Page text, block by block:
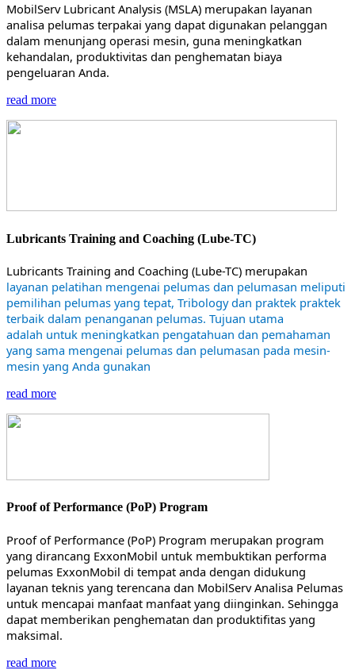
MobilServ Lubricant Analysis (MSLA) merupakan layanan
analisa pelumas terpakai yang dapat digunakan pelanggan
dalam menunjang operasi mesin, guna meningkatkan
kehandalan, produktivitas dan penghematan biaya
pengeluaran Anda.
read more
Lubricants Training and Coaching (Lube-TC)
Lubricants Training and Coaching (Lube-TC) merupakan
layanan pelatihan mengenai pelumas dan pelumasan meliputi
pemilihan pelumas yang tepat, Tribology dan praktek praktek
terbaik dalam penanganan pelumas. Tujuan utama
adalah untuk meningkatkan pengatahuan dan pemahaman
yang sama mengenai pelumas dan pelumasan pada mesin-
mesin yang Anda gunakan
read more
Proof of Performance (PoP) Program
Proof of Performance (PoP) Program merupakan program
yang dirancang ExxonMobil untuk membuktikan performa
pelumas ExxonMobil di tempat anda dengan didukung
layanan teknis yang terencana dan MobilServ Analisa Pelumas
untuk mencapai manfaat manfaat yang diinginkan. Sehingga
dapat memberikan penghematan dan produktifitas yang
maksimal.
read more